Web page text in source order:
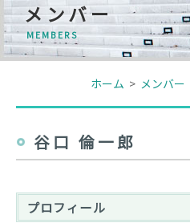
メンバー
MEMBERS
ホーム > メンバー
谷口 倫一郎
プロフィール